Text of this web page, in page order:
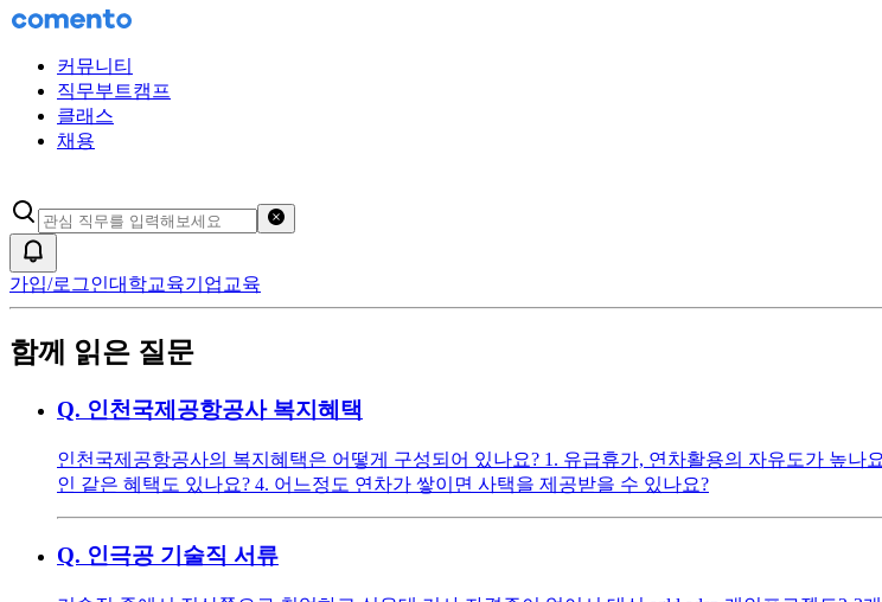
커뮤니티
직무부트캠프
클래스
채용
가입/로그인대학교육기업교육
함께 읽은 질문
Q. 인천국제공항공사 복지혜택
인천국제공항공사의 복지혜택은 어떻게 구성되어 있나요? 1. 유급휴가, 연차활용의 자유도가 높
인 같은 혜택도 있나요? 4. 어느정도 연차가 쌓이면 사택을 제공받을 수 있나요?
Q. 인극공 기술직 서류